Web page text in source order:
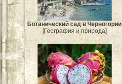
Ботанический сад в Черногории
[География и природа]